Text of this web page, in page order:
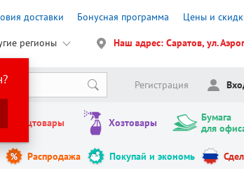
доставки Бонусная программа Цены и
регионы Наш адрес: Саратов, ул.
Регистрация
Канцтовары Хозтовары
Бумага
для
Распродажа Покупай и экономь